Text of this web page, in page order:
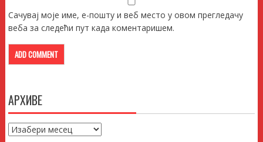
Сачувај моје име, е-пошту и веб место у овом прегледачу
веба за следећи пут када коментаришем.
АРХИВЕ
Архиве